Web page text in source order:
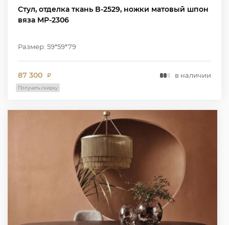
Стул, отделка ткань B-2529, ножки матовый шпон
вяза MP-2306
Размер: 59*59*79
87 300 ₽ в наличии
Получить скидку